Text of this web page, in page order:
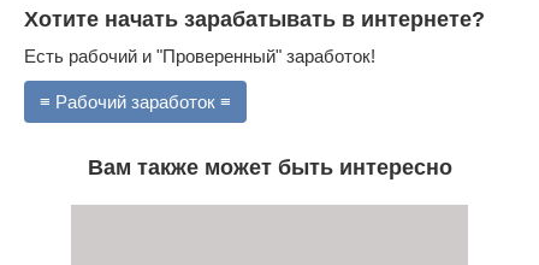
Хотите начать зарабатывать в интернете?
Есть рабочий и "Проверенный" заработок!
≡ Рабочий заработок ≡
Вам также может быть интересно